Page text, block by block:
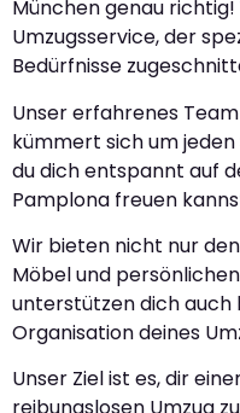
München genau
Umzugsservice, der
Bedürfnisse
Unser erfahrenes
kümmert sich um
du dich entspannt auf
Pamplona freuen
Wir bieten nicht nur
Möbel und
unterstützen dich auch
Organisation deines
Unser Ziel ist es, dir